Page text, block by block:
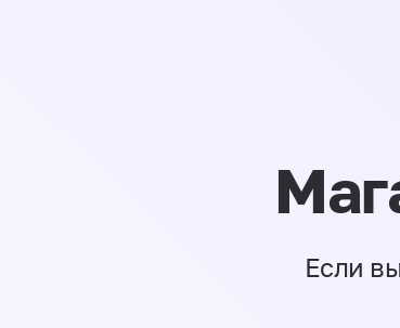
Если